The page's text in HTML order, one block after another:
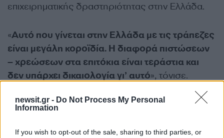
newsit.gr - Do Not Process My Personal
Information
If you wish to opt-out of the sale, sharing to third parties, or
επιχειρηματικής δραστηριότητας στην Ελλάδα.
«Αυτό που γίνεται στην Ελλάδα με τις τράπεζες
είναι μεγάλη κοροϊδία. Η διαφορά πιστώσεων
– χρεώσεων στα επιτόκια είναι τεράστια και
δεν υπάρχει δικαιολογία γι’ αυτό», τόνισε.